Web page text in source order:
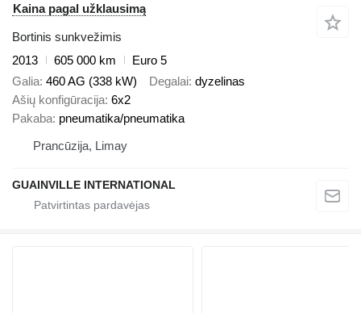
Kaina pagal užklausimą
Bortinis sunkvežimis
2013
605 000 km
Euro 5
Galia 460 AG (338 kW) Degalai dyzelinas
Ašių konfigūracija 6x2
Pakaba pneumatika/pneumatika
Prancūzija, Limay
GUAINVILLE INTERNATIONAL